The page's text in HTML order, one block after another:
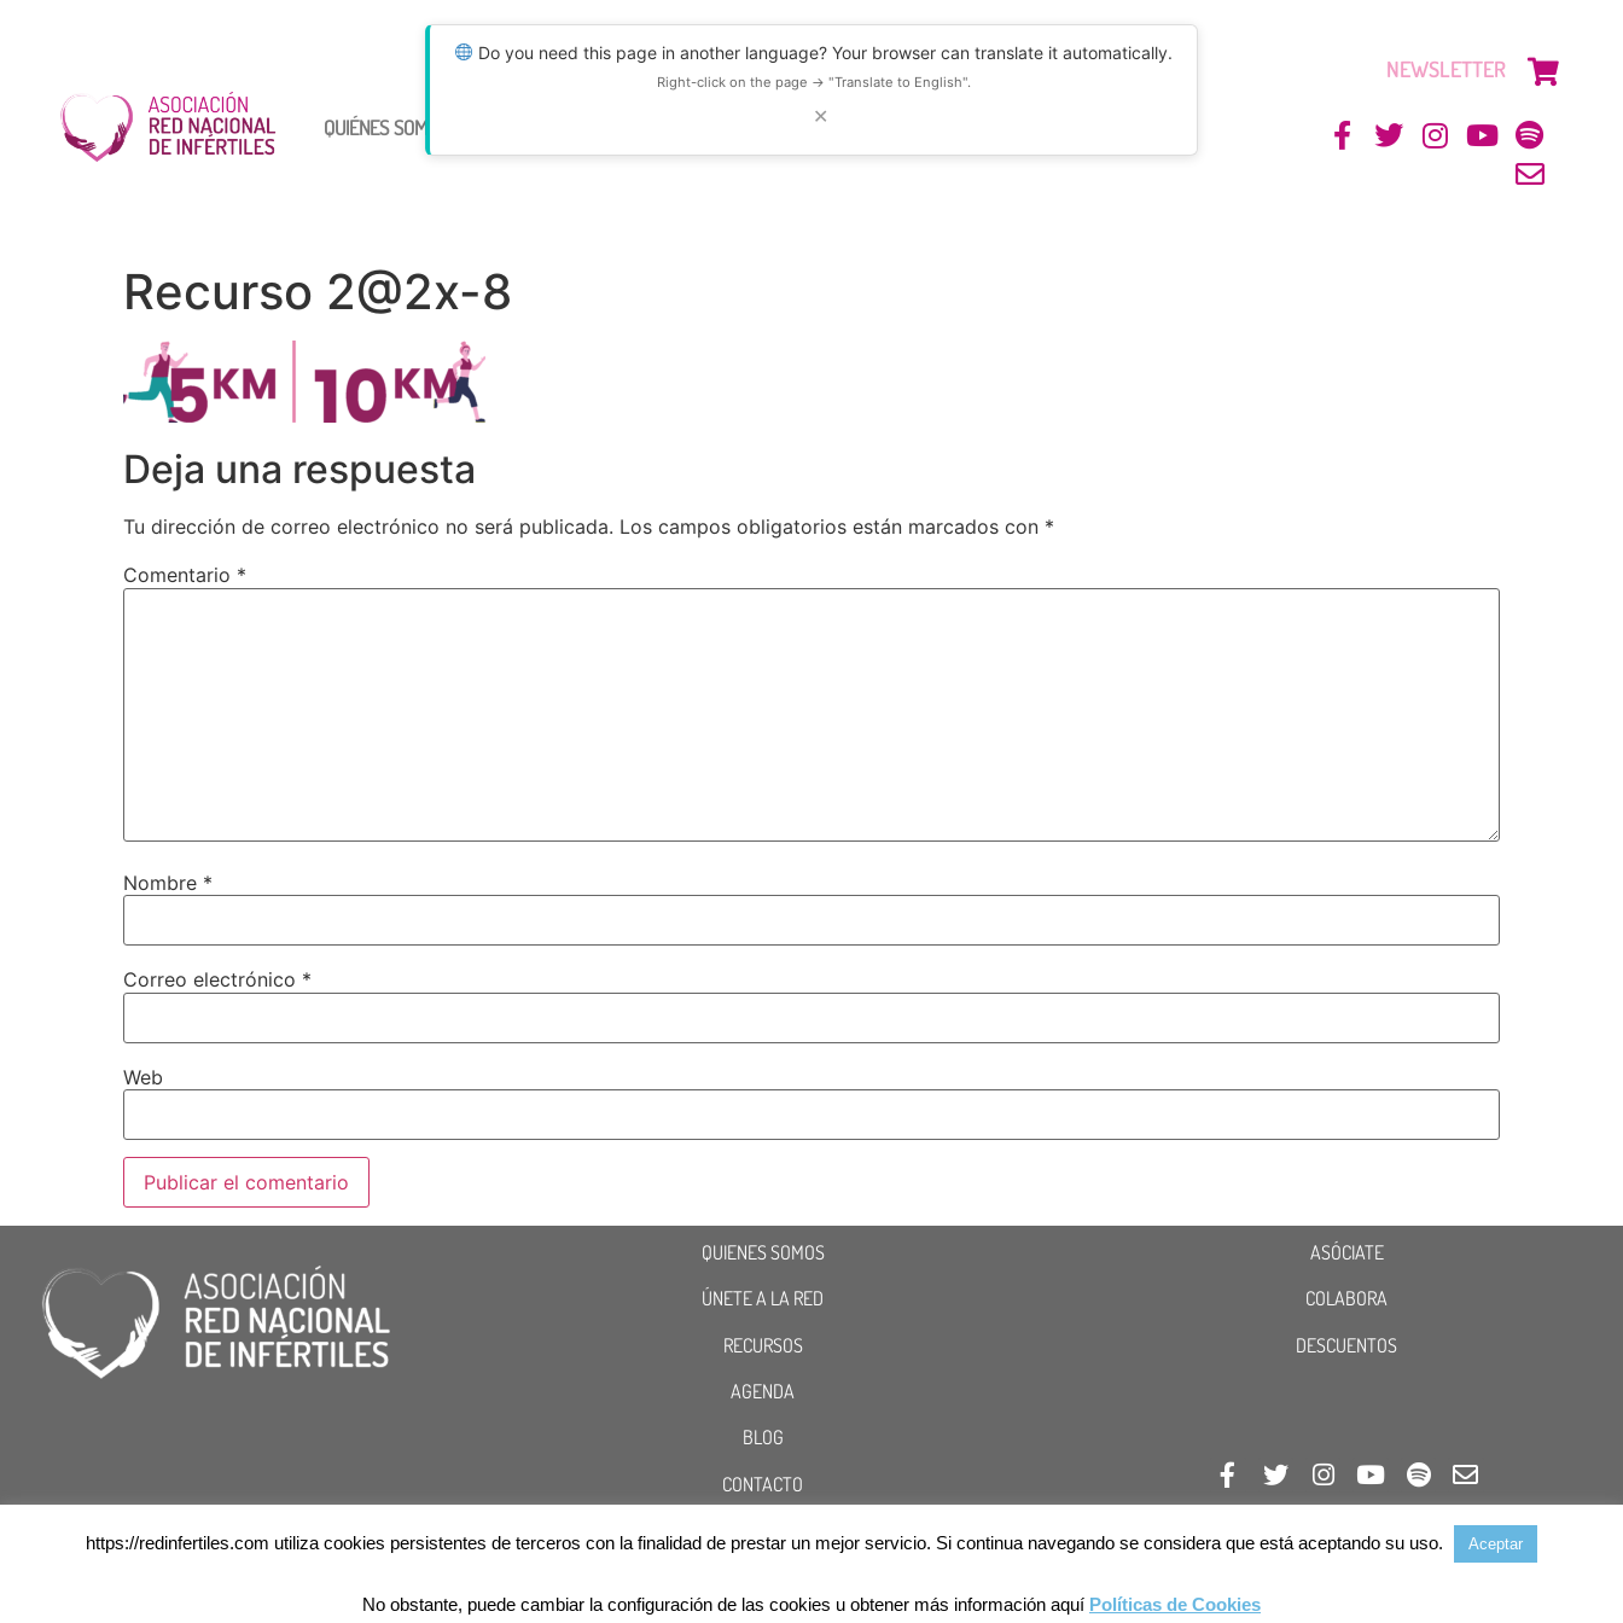
Do you need this page in another language? Your browser can translate it automatically.
Right-click on the page → "Translate to English".
✕
QUIÉNES SOMOS RECURSOS
NEWSLETTER
Recurso 2@2x-8
Deja una respuesta
Tu dirección de correo electrónico no será publicada. Los campos obligatorios están marcados con *
Comentario *
Nombre *
Correo electrónico *
Web
QUIENES SOMOS
ÚNETE A LA RED
RECURSOS
AGENDA
BLOG
CONTACTO
Cookies Aviso Legal Política de Privacidad
ASÓCIATE
COLABORA
DESCUENTOS
https://redinfertiles.com utiliza cookies persistentes de terceros con la finalidad de prestar un mejor servicio. Si continua navegando se considera que está aceptando su uso. Aceptar
No obstante, puede cambiar la configuración de las cookies u obtener más información aquí Políticas de Cookies